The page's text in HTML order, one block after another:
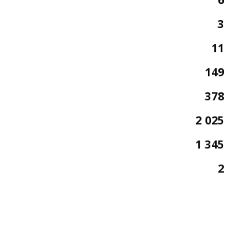
3
11
149
378
2 025
1 345
2